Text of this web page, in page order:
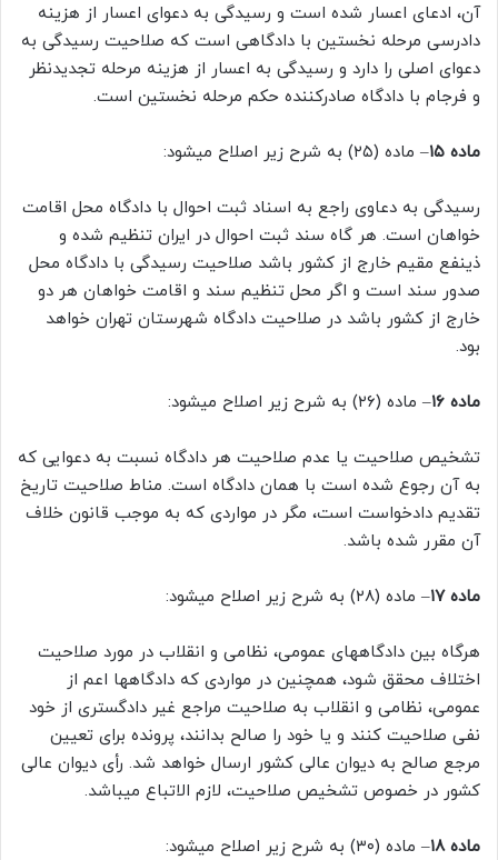
آن، ادعای اعسار شده است و رسیدگی به دعوای اعسار از هزینه
دادرسی مرحله نخستین با دادگاهی است که صلاحیت رسیدگی به
دعوای اصلی را دارد و رسیدگی به اعسار از هزینه مرحله تجدیدنظر
و فرجام با دادگاه صادرکننده حکم مرحله نخستین است.
ماده ۱۵ – ماده (۲۵) به شرح زیر اصلاح میشود:
رسیدگی به دعاوی راجع به اسناد ثبت احوال با دادگاه محل اقامت
خواهان است. هر گاه سند ثبت احوال در ایران تنظیم شده و
ذینفع مقیم خارج از کشور باشد صلاحیت رسیدگی با دادگاه محل
صدور سند است و اگر محل تنظیم سند و اقامت خواهان هر دو
خارج از کشور باشد در صلاحیت دادگاه شهرستان تهران خواهد
بود.
ماده ۱۶ – ماده (۲۶) به شرح زیر اصلاح میشود:
تشخیص صلاحیت یا عدم صلاحیت هر دادگاه نسبت به دعوایی که
به آن رجوع شده است با همان دادگاه است. مناط صلاحیت تاریخ
تقدیم دادخواست است، مگر در مواردی که به موجب قانون خلاف
آن مقرر شده باشد.
ماده ۱۷ – ماده (۲۸) به شرح زیر اصلاح میشود:
هرگاه بین دادگاههای عمومی، نظامی و انقلاب در مورد صلاحیت
اختلاف محقق شود، همچنین در مواردی که دادگاهها اعم از
عمومی، نظامی و انقلاب به صلاحیت مراجع غیر دادگستری از خود
نفی صلاحیت کنند و یا خود را صالح بدانند، پرونده برای تعیین
مرجع صالح به دیوان عالی کشور ارسال خواهد شد. رأی دیوان عالی
کشور در خصوص تشخیص صلاحیت، لازم الاتباع میباشد.
ماده ۱۸ – ماده (۳۰) به شرح زیر اصلاح میشود: